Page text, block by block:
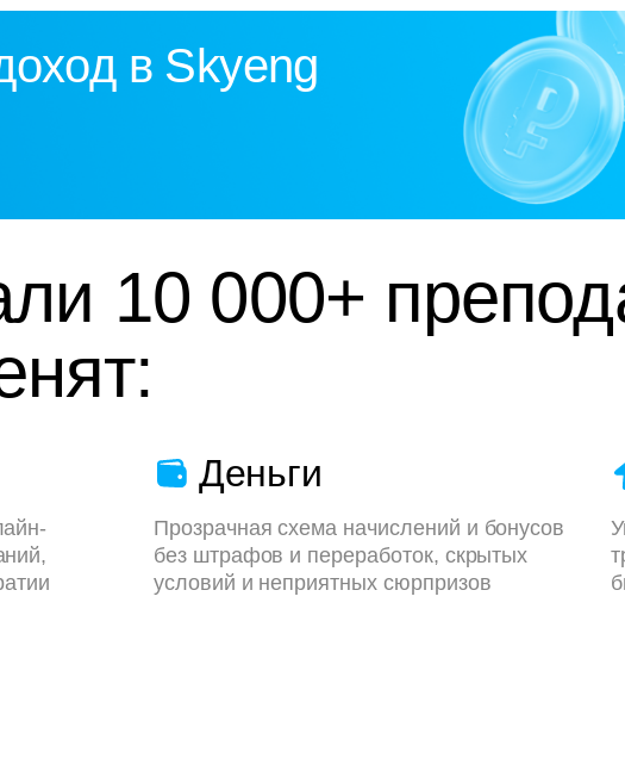
в Skyeng
10 000+
Деньги
Прозрачная схема начислений и бонусов
без штрафов и переработок, скрытых
условий и неприятных сюрпризов